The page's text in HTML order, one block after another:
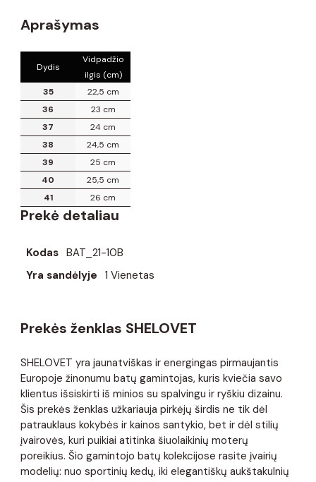
Aprašymas
Dydis
Vidpadžio
ilgis (cm)
35
22,5 cm
36
23 cm
37
24 cm
38
24,5 cm
39
25 cm
40
25,5 cm
41
26 cm
Prekė detaliau
Kodas BAT_21-10B
Yra sandėlyje 1 Vienetas
Prekės ženklas SHELOVET
SHELOVET yra jaunatviškas ir energingas pirmaujantis
Europoje žinonumu batų gamintojas, kuris kviečia savo
klientus išsiskirti iš minios su spalvingu ir ryškiu dizainu.
Šis prekės ženklas užkariauja pirkėjų širdis ne tik dėl
patrauklaus kokybės ir kainos santykio, bet ir dėl stilių
įvairovės, kuri puikiai atitinka šiuolaikinių moterų
poreikius. Šio gamintojo batų kolekcijose rasite įvairių
modelių: nuo ​​sportinių kedų, iki elegantiškų aukštakulnių